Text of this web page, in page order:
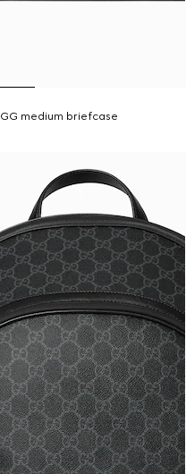
GG medium briefcase